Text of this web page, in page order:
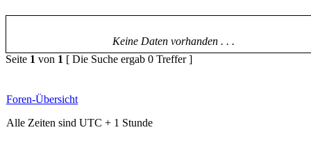
Keine Daten vorhanden . . .
Seite 1 von 1 [ Die Suche ergab 0 Treffer ]
Foren-Übersicht
Alle Zeiten sind UTC + 1 Stunde